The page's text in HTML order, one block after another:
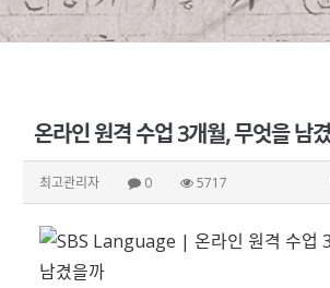
온라인 원격 수업 3개월, 무엇을 남
최고관리자 0 5717